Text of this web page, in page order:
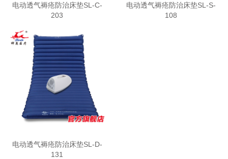
电动透气褥疮防治床垫SL-C-
203
电动透气褥疮防治床垫SL-S-
108
电动透气褥疮防治床垫SL-D-
131